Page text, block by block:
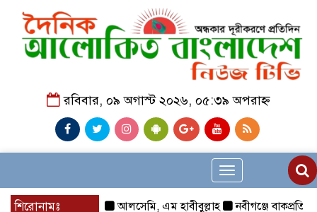
রবিবার, ০৯ অগাস্ট ২০২৬, ০৫:৩৯ অপরাহ্ন
Toggle
navigation
শিরোনামঃ আলসেমি, এম হাবীবুল্লাহ নবীগঞ্জে বাকপ্রতিবন্ধী